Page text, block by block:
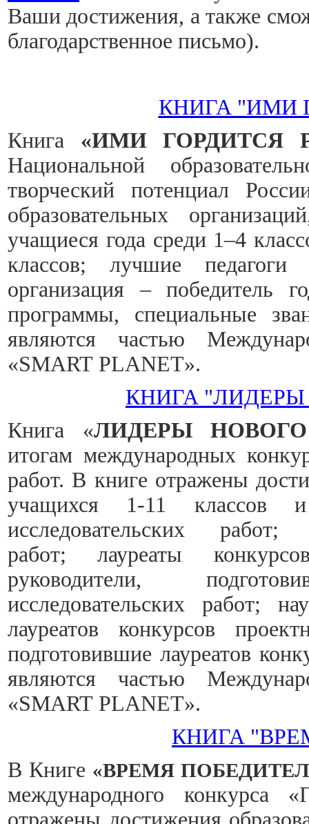
Ваши достижения, а также
благодарственное письмо).
КНИГА "ИМИ
Книга «ИМИ ГОРДИТСЯ
Национальной
творческий потенциал
образовательных
учащиеся года среди 1–4
классов; лучшие
организация – победитель
программы, специальные
являются частью
«SMART PLANET».
КНИГА
Книга «ЛИДЕРЫ
итогам международных
работ. В книге отражены
учащихся 1-11 классов
исследовательских
работ;лауреаты
руководители,
исследовательских работ;
лауреатов конкурсов
подготовившие лауреатов
являются частью
«SMART PLANET».
КНИГА
В Книге «ВРЕМЯ
международного конкурса